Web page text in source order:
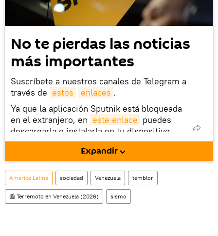
No te pierdas las noticias
más importantes
Suscríbete a nuestros canales de Telegram a
través de estos enlaces .
Ya que la aplicación Sputnik está bloqueada
en el extranjero, en este enlace puedes
descargarla e instalarla en tu dispositivo
móvil (¡solo para Android!).
También tenemos una cuenta en la red
social rusa VK .
Expandir
América Latina sociedad Venezuela temblor
📰 Terremoto en Venezuela (2026) sismo